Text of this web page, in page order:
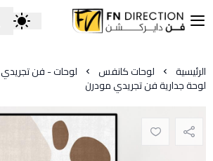
فن دايركشن
الرئيسية لوحات كانفس لوحات - فن تجريدي
لوحة جدارية فن تجريدي مودرن